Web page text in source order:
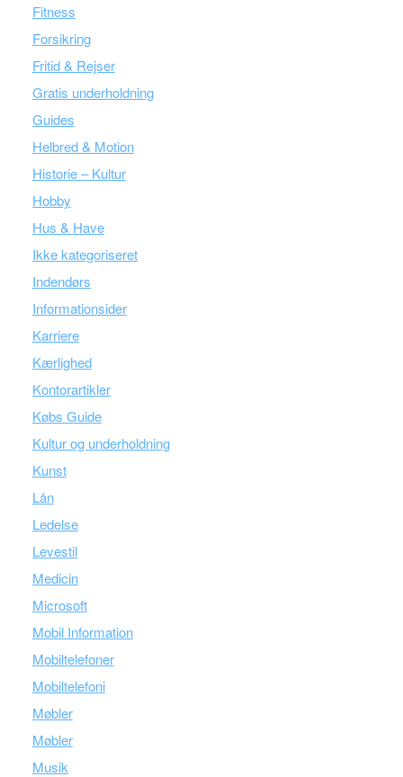
Fitness
Forsikring
Fritid & Rejser
Gratis underholdning
Guides
Helbred & Motion
Historie – Kultur
Hobby
Hus & Have
Ikke kategoriseret
Indendørs
Informationsider
Karriere
Kærlighed
Kontorartikler
Købs Guide
Kultur og underholdning
Kunst
Lån
Ledelse
Levestil
Medicin
Microsoft
Mobil Information
Mobiltelefoner
Mobiltelefoni
Møbler
Møbler
Musik